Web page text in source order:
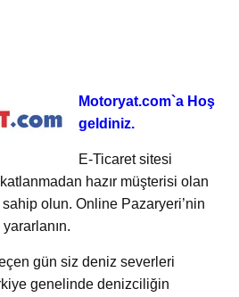
Motoryat.com`a Hoş
geldiniz.
E-Ticaret sitesi
hazır müşterisi olan
olun. Online Pazaryeri’nin
gün siz deniz severleri
genelinde denizciliğin